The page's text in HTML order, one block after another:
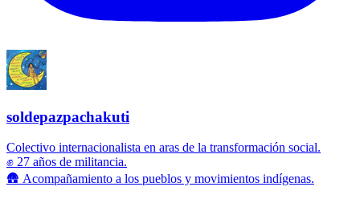
soldepazpachakuti
Colectivo internacionalista en aras de la transformación social.
✊ 27 años de militancia.
🛖 Acompañamiento a los pueblos y movimientos indígenas.